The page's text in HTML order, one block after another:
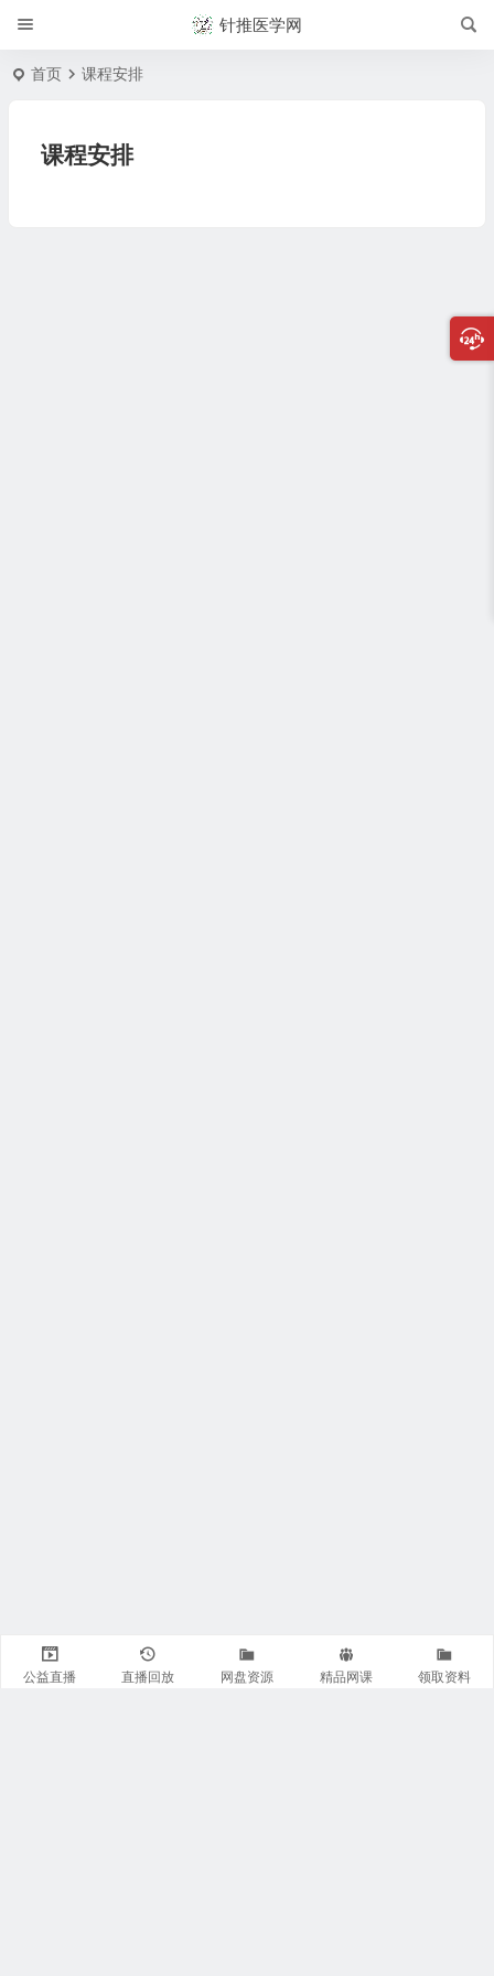
针推医学网
首页 课程安排
课程安排
公益直播 直播回放 网盘资源 精品网课 领取资料